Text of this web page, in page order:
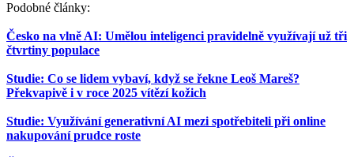
Podobné články:
Česko na vlně AI: Umělou inteligenci pravidelně využívají už tři
čtvrtiny populace
Studie: Co se lidem vybaví, když se řekne Leoš Mareš?
Překvapivě i v roce 2025 vítězí kožich
Studie: Využívání generativní AI mezi spotřebiteli při online
nakupování prudce roste